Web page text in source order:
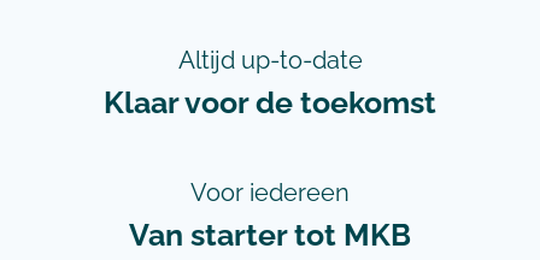
Altijd up-to-date
Klaar voor de toekomst
Voor iedereen
Van starter tot MKB